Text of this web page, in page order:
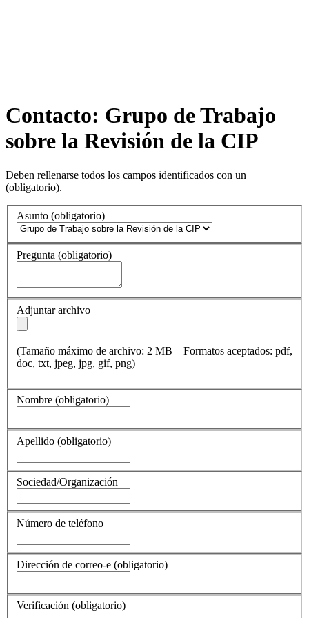
Contacto: Grupo de Trabajo
sobre la Revisión de la CIP
Deben rellenarse todos los campos identificados con un
(obligatorio).
Asunto (obligatorio)
Pregunta (obligatorio)
Adjuntar archivo
(Tamaño máximo de archivo: 2 MB – Formatos aceptados: pdf,
doc, txt, jpeg, jpg, gif, png)
Nombre (obligatorio)
Apellido (obligatorio)
Sociedad/Organización
Número de teléfono
Dirección de correo-e (obligatorio)
Verificación (obligatorio)